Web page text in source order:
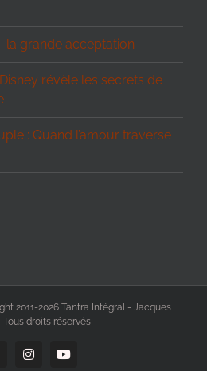
la grande acceptation
révèle les secrets de
: Quand l’amour traverse
2011-2026 Tantra Intégral - Jacques
Tous droits réservés
InstagramYouTube